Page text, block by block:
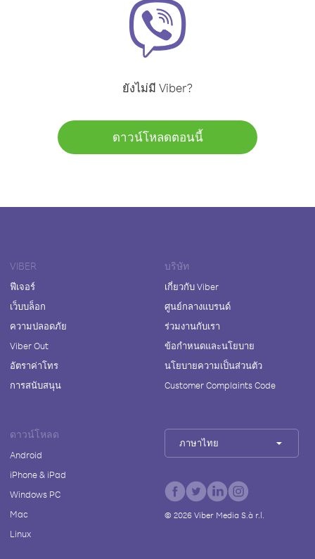
ยังไม่มี Viber?
ดาวน์โหลดตอนนี้
VIBER
ฟีเจอร์
เว็บบล็อก
ความปลอดภัย
Viber Out
อัตราค่าโทร
การสนับสนุน
บริษัท
เกี่ยวกับ Viber
ศูนย์กลางแบรนด์
ร่วมงานกับเรา
ข้อกำหนดและนโยบาย
นโยบายความเป็นส่วนตัว
Customer Complaints Code
ดาวน์โหลด
Android
iPhone & iPad
Windows PC
Mac
Linux
ภาษาไทย
© 2026Viber Media S.à r.l.